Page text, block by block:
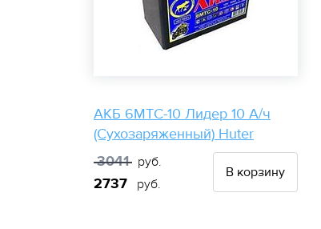
АКБ 6МТС-10 Лидер 10 А/ч
(Сухозаряженный) Huter
3041 руб.
2737 руб.
В корзину